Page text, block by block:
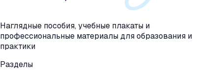
Наглядные пособия, учебные плакаты и
профессиональные материалы для образования и
практики
Разделы